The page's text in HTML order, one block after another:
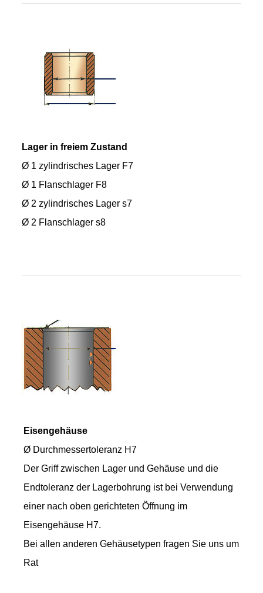
Lager in freiem Zustand
Ø 1 zylindrisches Lager F7
Ø 1 Flanschlager F8
Ø 2 zylindrisches Lager s7
Ø 2 Flanschlager s8
Eisengehäuse
Ø Durchmessertoleranz H7
Der Griff zwischen Lager und Gehäuse und die
Endtoleranz der Lagerbohrung ist bei Verwendung
einer nach oben gerichteten Öffnung im
Eisengehäuse H7.
Bei allen anderen Gehäusetypen fragen Sie uns um
Rat